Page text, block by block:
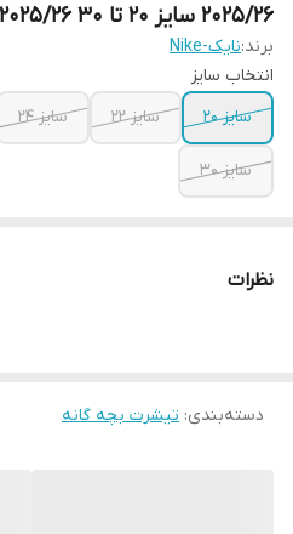
2025/26 سایز 20 تا 30 BARCELONA NIKE 2025/26
برند:نایک-Nike
انتخاب سایز
سایز 20
سایز 22 سایز 24
سایز 30
نظرات
دسته‌بندی: تیشرت بچه گانه